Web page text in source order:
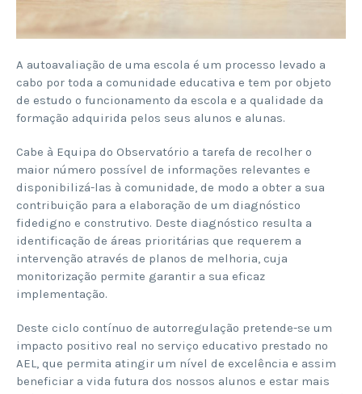
A autoavaliação de uma escola é um processo levado a
cabo por toda a comunidade educativa e tem por objeto
de estudo o funcionamento da escola e a qualidade da
formação adquirida pelos seus alunos e alunas.
Cabe à Equipa do Observatório a tarefa de recolher o
maior número possível de informações relevantes e
disponibilizá-las à comunidade, de modo a obter a sua
contribuição para a elaboração de um diagnóstico
fidedigno e construtivo. Deste diagnóstico resulta a
identificação de áreas prioritárias que requerem a
intervenção através de planos de melhoria, cuja
monitorização permite garantir a sua eficaz
implementação.
Deste ciclo contínuo de autorregulação pretende-se um
impacto positivo real no serviço educativo prestado no
AEL, que permita atingir um nível de excelência e assim
beneficiar a vida futura dos nossos alunos e estar mais